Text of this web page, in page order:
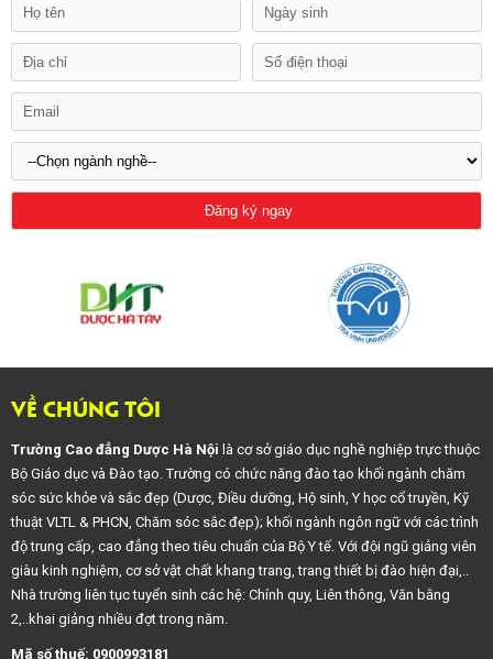
VỀ CHÚNG TÔI
Trường Cao đẳng Dược Hà Nội là cơ sở giáo dục nghề nghiệp trực thuộc
Bộ Giáo dục và Đào tạo. Trường có chức năng đào tạo khối ngành chăm
sóc sức khỏe và sắc đẹp (Dược, Điều dưỡng, Hộ sinh, Y học cổ truyền, Kỹ
thuật VLTL & PHCN, Chăm sóc sắc đẹp); khối ngành ngôn ngữ với các trình
độ trung cấp, cao đẳng theo tiêu chuẩn của Bộ Y tế. Với đội ngũ giảng viên
giàu kinh nghiệm, cơ sở vật chất khang trang, trang thiết bị đào hiện đại,..
Nhà trường liên tục tuyển sinh các hệ: Chính quy, Liên thông, Văn bằng
2,..khai giảng nhiều đợt trong năm.
Mã số thuế: 0900993181